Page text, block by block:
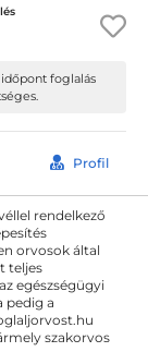
foglalás
Profil
rendelkező
orvosok által
teljes
egészségügyi
pedig a
szakorvos